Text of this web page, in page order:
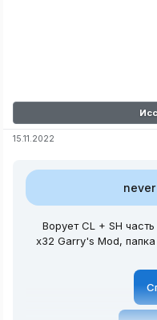
15.11.2022
Ворует CL + SH
x32 Garry's Mod,